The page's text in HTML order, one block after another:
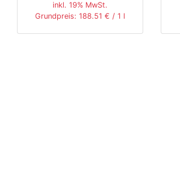
inkl. 19% MwSt.
Grundpreis: 188.51 € / 1 l